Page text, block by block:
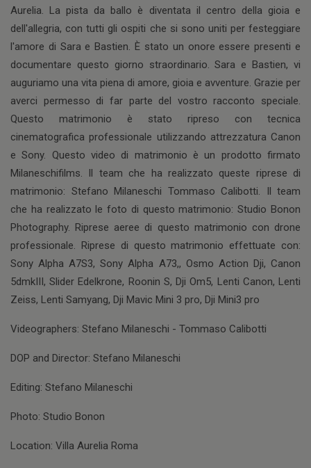
Aurelia. La pista da ballo è diventata il centro della gioia e
dell'allegria, con tutti gli ospiti che si sono uniti per festeggiare
l'amore di Sara e Bastien. È stato un onore essere presenti e
documentare questo giorno straordinario. Sara e Bastien, vi
auguriamo una vita piena di amore, gioia e avventure. Grazie per
averci permesso di far parte del vostro racconto speciale.
Questo matrimonio è stato ripreso con tecnica
cinematografica professionale utilizzando attrezzatura Canon
e Sony. Questo video di matrimonio è un prodotto firmato
Milaneschifilms. Il team che ha realizzato queste riprese di
matrimonio: Stefano Milaneschi Tommaso Calibotti. Il team
che ha realizzato le foto di questo matrimonio: Studio Bonon
Photography. Riprese aeree di questo matrimonio con drone
professionale. Riprese di questo matrimonio effettuate con:
Sony Alpha A7S3, Sony Alpha A73,, Osmo Action Dji, Canon
5dmkIII, Slider Edelkrone, Roonin S, Dji Om5, Lenti Canon, Lenti
Zeiss, Lenti Samyang, Dji Mavic Mini 3 pro, Dji Mini3 pro
Videographers: Stefano Milaneschi - Tommaso Calibotti
DOP and Director: Stefano Milaneschi
Editing: Stefano Milaneschi
Photo: Studio Bonon
Location: Villa Aurelia Roma